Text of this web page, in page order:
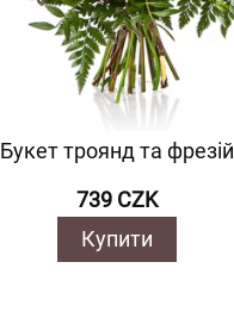
Букет троянд та фрезій
739 CZK
Купити